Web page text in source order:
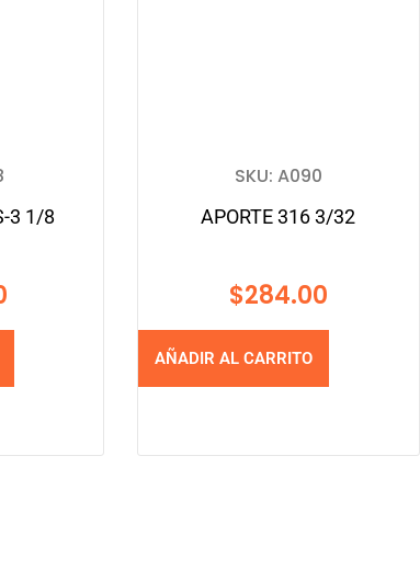
3 1/8
SKU: A090
APORTE 316 3/32
$284.00
AÑADIR AL CARRITO